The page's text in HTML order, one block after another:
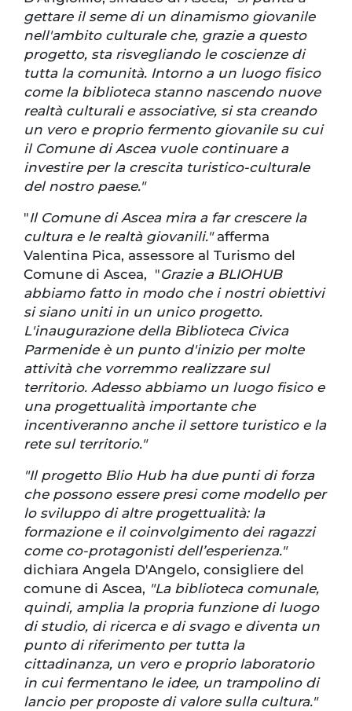
gettare il seme di un dinamismo giovanile
nell'ambito culturale che, grazie a questo
progetto, sta risvegliando le coscienze di
tutta la comunità. Intorno a un luogo fisico
come la biblioteca stanno nascendo nuove
realtà culturali e associative, si sta creando
un vero e proprio fermento giovanile su cui
il Comune di Ascea vuole continuare a
investire per la crescita turistico-culturale
del nostro paese."
"Il Comune di Ascea mira a far crescere la
cultura e le realtà giovanili."afferma
Valentina Pica, assessore al Turismo del
Comune di Ascea, "Grazie a BLIOHUB
abbiamo fatto in modo che i nostri obiettivi
si siano uniti in un unico progetto.
L'inaugurazione della Biblioteca Civica
Parmenide è un punto d'inizio per molte
attività che vorremmo realizzare sul
territorio. Adesso abbiamo un luogo fisico e
una progettualità importante che
incentiveranno anche il settore turistico e la
rete sul territorio."
"Il progetto Blio Hub ha due punti di forza
che possono essere presi come modello per
lo sviluppo di altre progettualità: la
formazione e il coinvolgimento dei ragazzi
come co-protagonisti dell’esperienza."
dichiara Angela D'Angelo, consigliere del
comune di Ascea, "La biblioteca comunale,
quindi, amplia la propria funzione di luogo
di studio, di ricerca e di svago e diventa un
punto di riferimento per tutta la
cittadinanza, un vero e proprio laboratorio
in cui fermentano le idee, un trampolino di
lancio per proposte di valore sulla cultura."